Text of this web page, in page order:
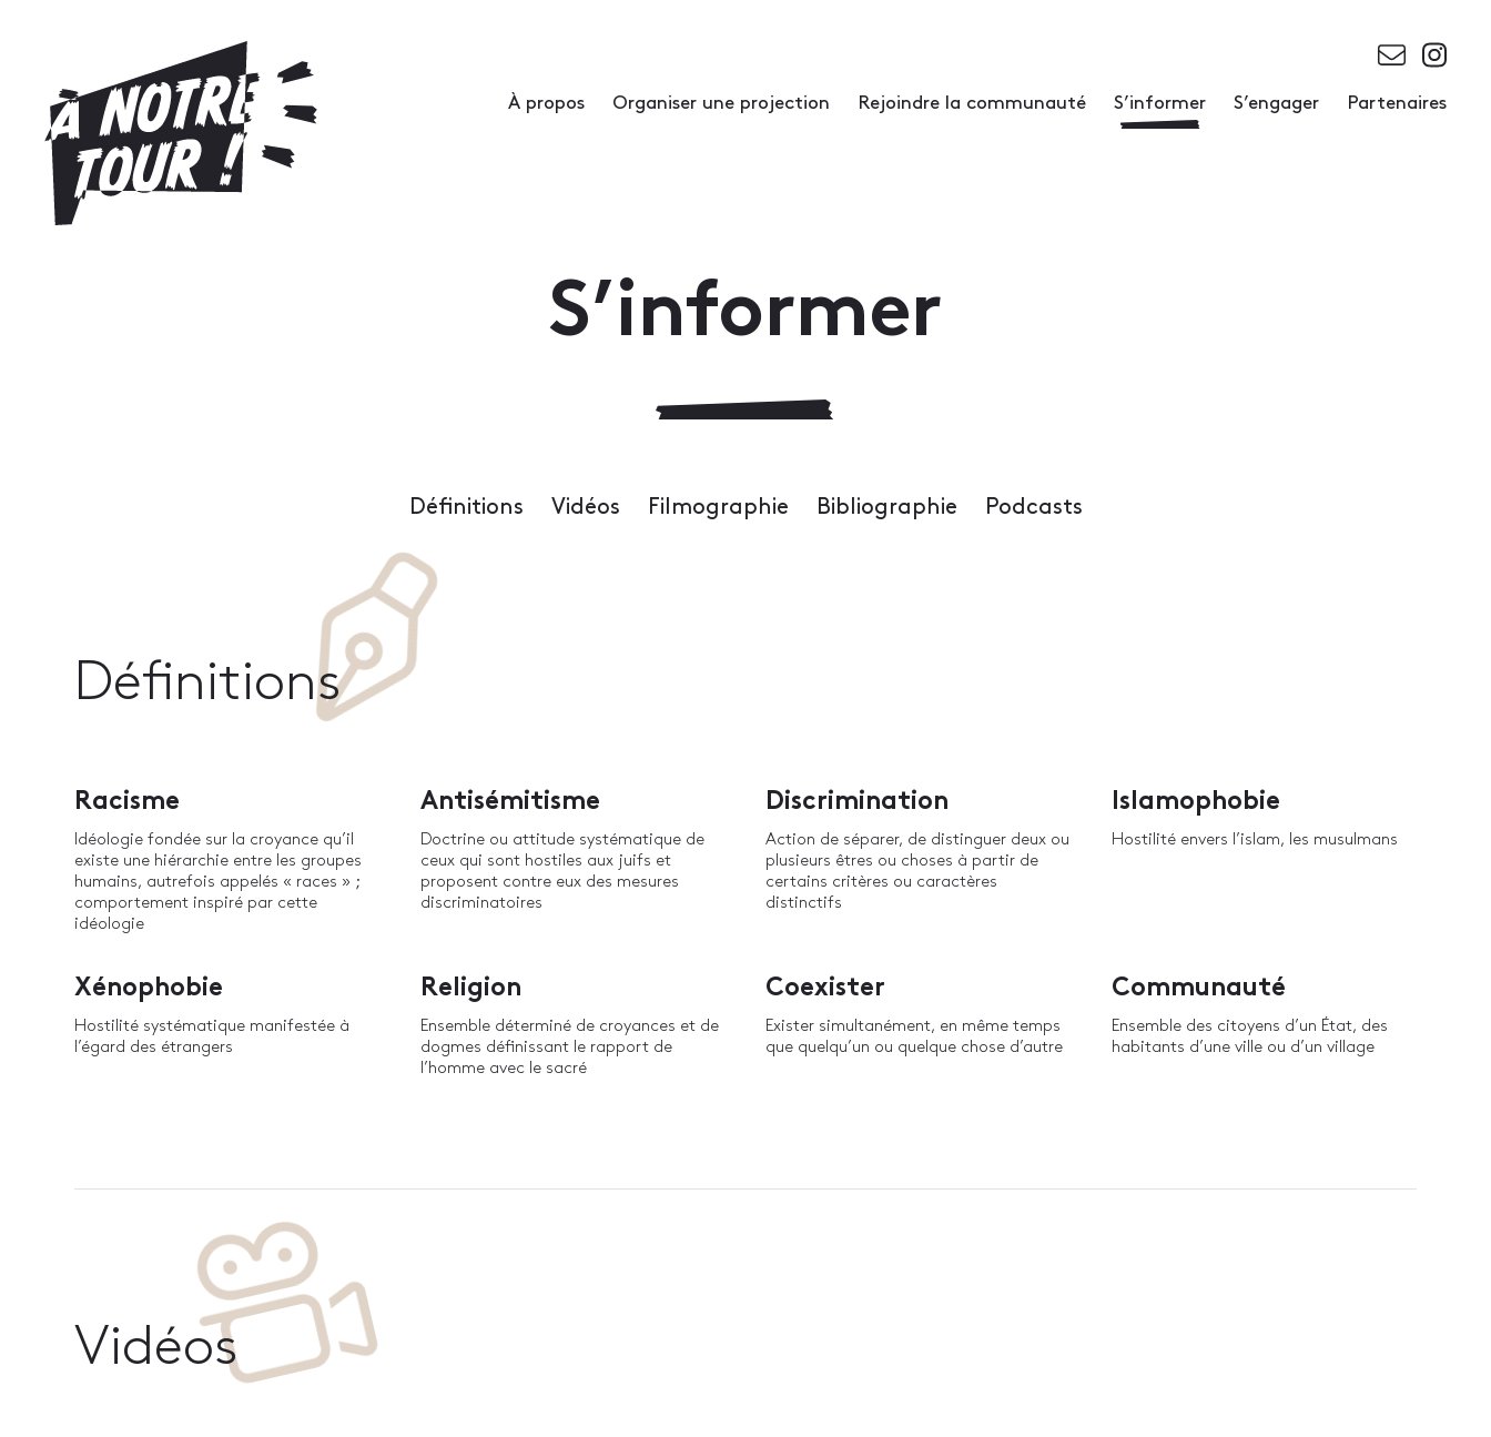
À propos Organiser une projection Rejoindre la communauté S’informer S’engager Partenaires
S’informer
Définitions Vidéos Filmographie Bibliographie Podcasts
Définitions
Racisme
Idéologie fondée sur la croyance qu’il
existe une hiérarchie entre les groupes
humains, autrefois appelés « races » ;
comportement inspiré par cette
idéologie
Antisémitisme
Doctrine ou attitude systématique de
ceux qui sont hostiles aux juifs et
proposent contre eux des mesures
discriminatoires
Discrimination
Action de séparer, de distinguer deux ou
plusieurs êtres ou choses à partir de
certains critères ou caractères
distinctifs
Islamophobie
Hostilité envers l’islam, les musulmans
Xénophobie
Hostilité systématique manifestée à
l’égard des étrangers
Religion
Ensemble déterminé de croyances et de
dogmes définissant le rapport de
l’homme avec le sacré
Coexister
Exister simultanément, en même temps
que quelqu’un ou quelque chose d’autre
Communauté
Ensemble des citoyens d’un État, des
habitants d’une ville ou d’un village
Vidéos